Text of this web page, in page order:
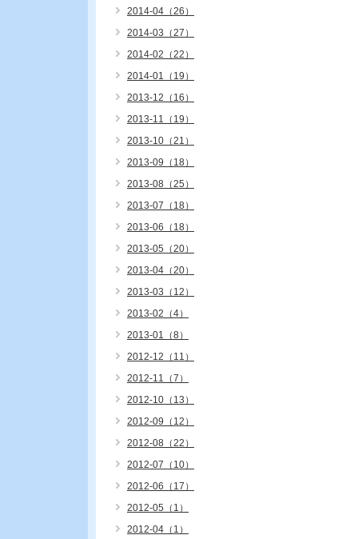
2014-04（26）
2014-03（27）
2014-02（22）
2014-01（19）
2013-12（16）
2013-11（19）
2013-10（21）
2013-09（18）
2013-08（25）
2013-07（18）
2013-06（18）
2013-05（20）
2013-04（20）
2013-03（12）
2013-02（4）
2013-01（8）
2012-12（11）
2012-11（7）
2012-10（13）
2012-09（12）
2012-08（22）
2012-07（10）
2012-06（17）
2012-05（1）
2012-04（1）